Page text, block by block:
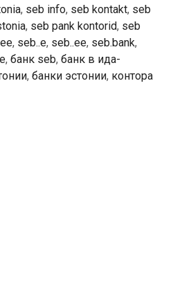
, seb info, seb kontakt, seb
, seb pank kontorid, seb
, seb..e, seb..ee, seb.bank,
, банк seb, банк в ида-
, банки эстонии, контора